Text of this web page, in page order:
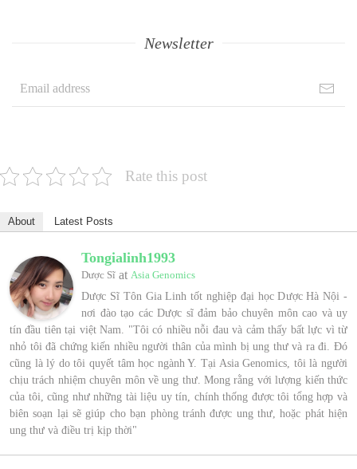
Newsletter
Rate this post
About Latest Posts
Tongialinh1993
Dược Sĩ at Asia Genomics
Dược Sĩ Tôn Gia Linh tốt nghiệp đại học Dược Hà Nội -
nơi đào tạo các Dược sĩ đảm bảo chuyên môn cao và uy
tín đầu tiên tại việt Nam. "Tôi có nhiều nỗi đau và cảm thấy bất lực vì từ
nhỏ tôi đã chứng kiến nhiều người thân của mình bị ung thư và ra đi. Đó
cũng là lý do tôi quyết tâm học ngành Y. Tại Asia Genomics, tôi là người
chịu trách nhiệm chuyên môn về ung thư. Mong rằng với lượng kiến thức
của tôi, cũng như những tài liệu uy tín, chính thống được tôi tổng hợp và
biên soạn lại sẽ giúp cho bạn phòng tránh được ung thư, hoặc phát hiện
ung thư và điều trị kịp thời"